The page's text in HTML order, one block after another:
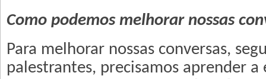
Como podemos melhorar nossas
Para melhorar nossas conversas,
palestrantes, precisamos aprender